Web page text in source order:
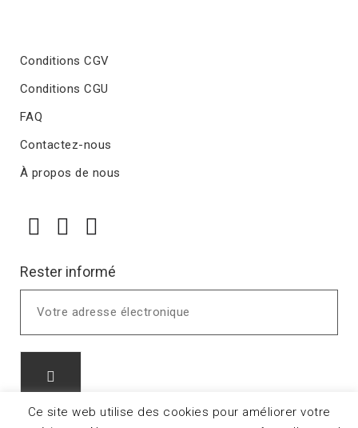
Conditions CGV
Conditions CGU
FAQ
Contactez-nous
À propos de nous
Rester informé
Ce site web utilise des cookies pour améliorer votre